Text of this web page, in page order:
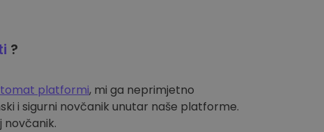
?
platformi, mi ga neprimjetno
i sigurni novčanik unutar naše platforme.
novčanik.